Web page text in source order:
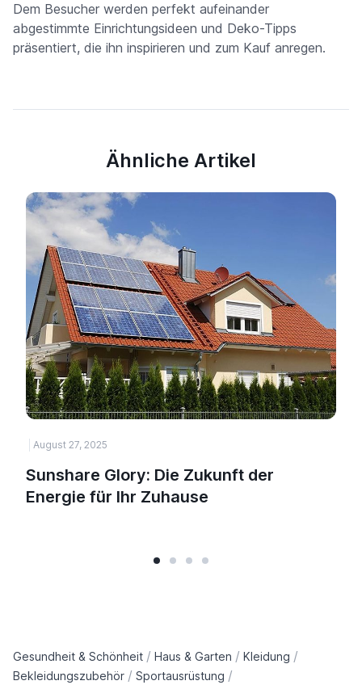
Dem Besucher werden perfekt aufeinander
abgestimmte Einrichtungsideen und Deko-Tipps
präsentiert, die ihn inspirieren und zum Kauf anregen.
Ähnliche Artikel
August 27, 2025
Sunshare Glory: Die Zukunft der
Energie für Ihr Zuhause
Gesundheit & Schönheit / Haus & Garten / Kleidung /
Bekleidungszubehör / Sportausrüstung /